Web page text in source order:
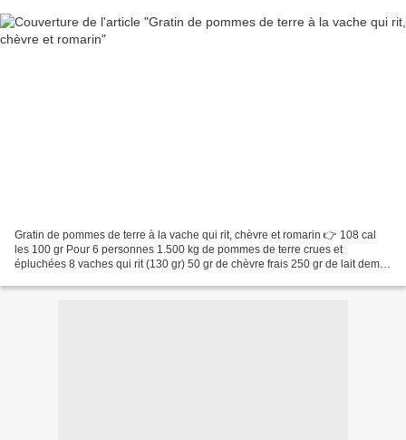
Gratin de pommes de terre à la vache qui rit, chèvre et romarin 👉 108 cal
les 100 gr Pour 6 personnes 1.500 kg de pommes de terre crues et
épluchées 8 vaches qui rit (130 gr) 50 gr de chèvre frais 250 gr de lait demi-